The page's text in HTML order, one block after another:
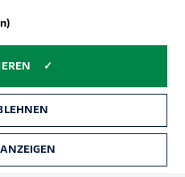
Nutzungsbedingungen
Kontakt
Impressum
AGB